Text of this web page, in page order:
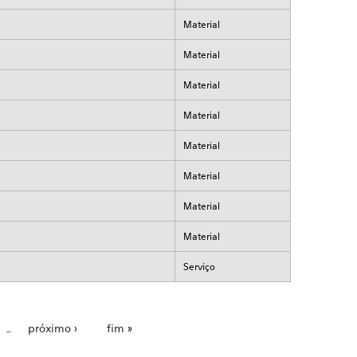
Material
Material
Material
Material
Material
Material
Material
Material
Serviço
próximo › fim »